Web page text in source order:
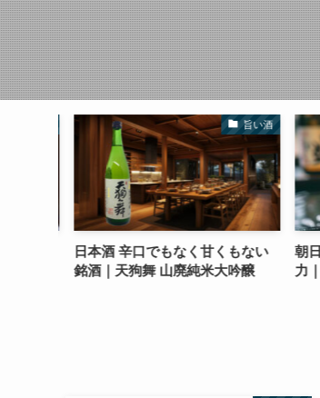
旨い酒
日本酒 辛口でもなく甘くもない
銘酒｜天狗舞 山廃純米大吟醸
朝
力